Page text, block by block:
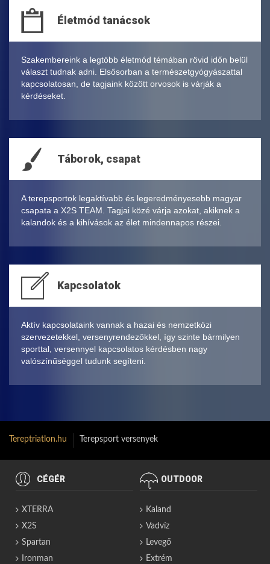
Életmód tanácsok
Szakembereink a legtöbb életmód témában rövid időn belül
választ tudnak adni. Elsősorban a természetgyógyászattal
kapcsolatosan, de tagjaink között orvosok is várják a
kérdéseket.
Táborok, csapat
A terepsportok legaktívabb és legeredményesebb magyar
csapata a X2S TEAM. Tagjai közé várja azokat, akiknek a
kalandok és a kihívások az élet mindennapos részei.
Kapcsolatok
Aktív kapcsolataink vannak a hazai és nemzetközi
szervezetekkel, versenyrendezőkkel, így szinte bármilyen
sporttal, versennyel kapcsolatos kérdésben nagy
valószínűséggel tudunk segíteni.
Tereptriatlon.hu Terepsport versenyek
CÉGÉR
XTERRA
X2S
Spartan
Ironman
OUTDOOR
Kaland
Vadvíz
Levegő
Extrém